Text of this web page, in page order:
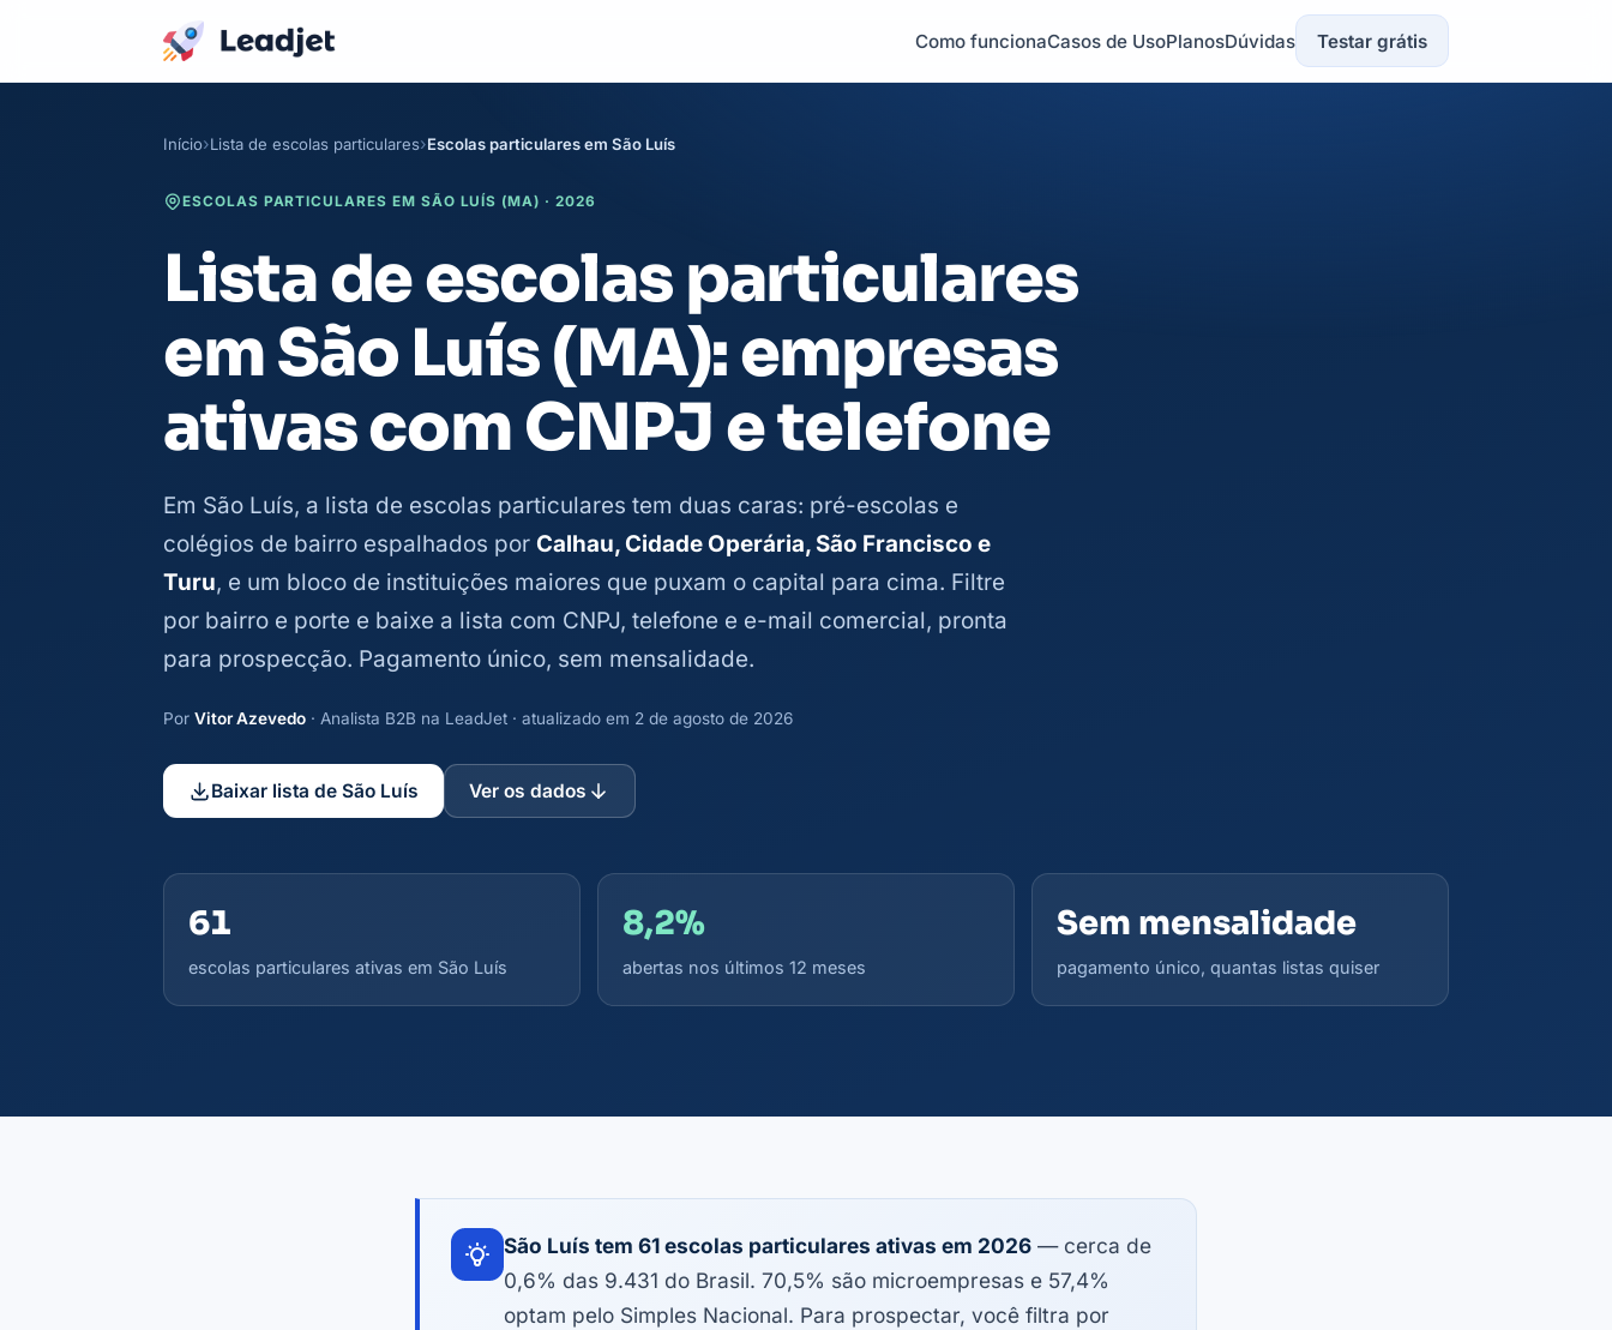
Como funcionaCasos de UsoPlanosDúvidas Testar grátis
Início Lista de escolas particulares Escolas particulares em São Luís
ESCOLAS PARTICULARES EM SÃO LUÍS (MA) · 2026
Lista de escolas particulares
em São Luís (MA): empresas
ativas com CNPJ e telefone
Em São Luís, a lista de escolas particulares tem duas caras: pré-escolas e
colégios de bairro espalhados por Calhau, Cidade Operária, São Francisco e
Turu, e um bloco de instituições maiores que puxam o capital para cima. Filtre
por bairro e porte e baixe a lista com CNPJ, telefone e e-mail comercial, pronta
para prospecção. Pagamento único, sem mensalidade.
Por Vitor Azevedo · Analista B2B na LeadJet · atualizado em 2 de agosto de 2026
Baixar lista de São Luís Ver os dados
61
escolas particulares ativas em São Luís
8,2%
abertas nos últimos 12 meses
Sem mensalidade
pagamento único, quantas listas quiser
São Luís tem 61 escolas particulares ativas em 2026 — cerca de
0,6% das 9.431 do Brasil. 70,5% são microempresas e 57,4%
optam pelo Simples Nacional. Para prospectar, você filtra por